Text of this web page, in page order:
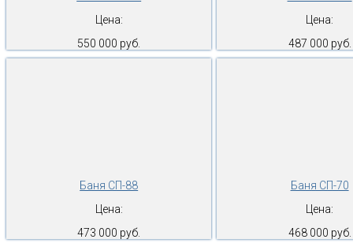
Цена:
550 000 руб.
Цена:
487 000 руб.
Баня СП-88
Цена:
473 000 руб.
Баня СП-70
Цена:
468 000 руб.